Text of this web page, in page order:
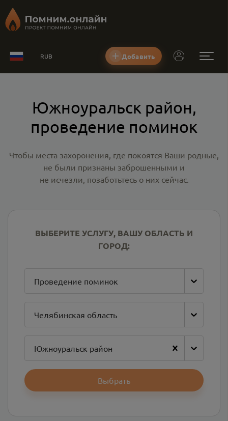
RUB Добавить
Южноуральск район,
проведение поминок
Чтобы места захоронения, где покоятся Ваши родные,
не были признаны заброшенными и
не исчезли, позаботьтесь о них сейчас.
ВЫБЕРИТЕ УСЛУГУ, ВАШУ ОБЛАСТЬ И
ГОРОД:
Проведение поминок
Челябинская область
Южноуральск район
Выбрать